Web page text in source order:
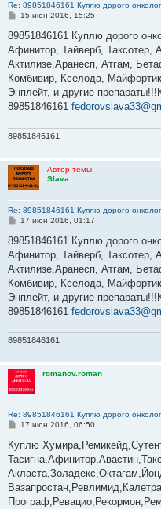
Re: 89851846161 Куплю дорого
С
о
щ
е
и
е
15 июн 2016, 15:25
89851846161 Куплю дорого
Афинитор, Тайверб,
Актилизе,Аранесп, Атгам,
Комбивир, Кселода,
Энплейт, и другие
89851846161
89851846161
Автор темы
Slava
Re: 89851846161 Куплю дорого
С
о
щ
е
и
е
17 июн 2016, 01:17
89851846161 Куплю дорого
Афинитор, Тайверб,
Актилизе,Аранесп, Атгам,
Комбивир, Кселода,
Энплейт, и другие
89851846161
89851846161
romanov.roman
Re: 89851846161 Куплю дорого
С
о
б
щ
е
и
е
17 июн 2016, 06:50
Куплю